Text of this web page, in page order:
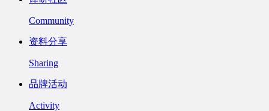
Community
资料分享
Sharing
品牌活动
Activity